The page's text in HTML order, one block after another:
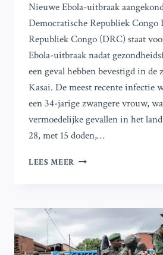
Nieuwe Ebola-uitbraak
Democratische Republiek Congo
Republiek Congo (DRC) staat
Ebola-uitbraak nadat
een geval hebben bevestigd in
Kasai. De meest recente infectie
een 34-jarige zwangere vrouw,
vermoedelijke gevallen in het
28, met 15 doden,…
LEES MEER DR
EBOLA-
UITBRAAK